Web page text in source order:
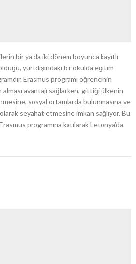
bir ya da iki dönem boyunca kayıtlı
yurtdışındaki bir okulda eğitim
Erasmus programı öğrencinin
avantajı sağlarken, gittiği ülkenin
sosyal ortamlarda bulunmasına ve
seyahat etmesine imkan sağlıyor. Bu
programına katılarak Letonya’da